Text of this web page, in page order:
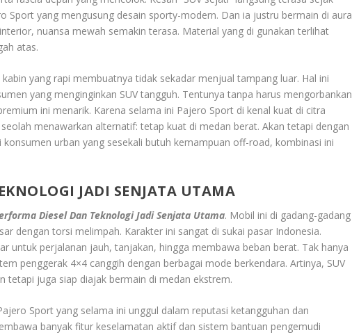
Sport yang mengusung desain sporty-modern. Dan ia justru bermain di aura
nuansa mewah semakin terasa. Material yang di gunakan terlihat
atas.
yang rapi membuatnya tidak sekadar menjual tampang luar. Hal ini
yang menginginkan SUV tangguh. Tentunya tanpa harus mengorbankan
ini menarik. Karena selama ini Pajero Sport di kenal kuat di citra
menawarkan alternatif: tetap kuat di medan berat. Akan tetapi dengan
konsumen urban yang sesekali butuh kemampuan off-road, kombinasi ini
JADI SENJATA UTAMA
Diesel Dan Teknologi Jadi Senjata Utama. Mobil ini di gadang-gadang
dengan torsi melimpah. Karakter ini sangat di sukai pasar Indonesia.
untuk perjalanan jauh, tanjakan, hingga membawa beban berat. Tak hanya
penggerak 4×4 canggih dengan berbagai mode berkendara. Artinya, SUV
tetapi juga siap diajak bermain di medan ekstrem.
Sport yang selama ini unggul dalam reputasi ketangguhan dan
banyak fitur keselamatan aktif dan sistem bantuan pengemudi